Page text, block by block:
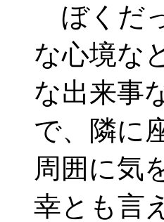
ぼくだ
な心境な
な出来事
で、隣に
周囲に気
幸とも言